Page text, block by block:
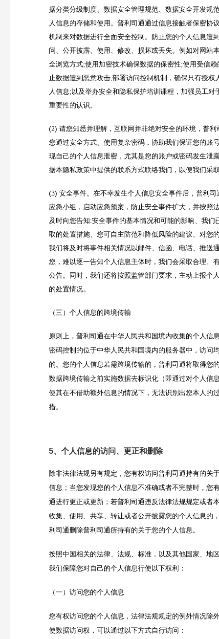
据分类分级制度、数据安全管理规范、数据安全开发规
人信息的存储和使用。普利司通通过信息接触者保密协
机制来对数据进行全面安全控制。防止您的个人信息遭
问、公开披露、使用、修改、损坏或丢失。例如对网站
全浏览方式;使用加密技术确保数据的保密性;使用受信
止数据遭到恶意攻击;部署访问控制机制，确保只有授权
人信息;以及举办安全和隐私保护培训课程，加强员工对
重要性的认识。
(2) 请您知悉并理解，互联网并非绝对安全的环境，普利
您通过安全方式、使用复杂密码，协助我们保证您的账
现自己的个人信息泄密，尤其是您的账户或密码发生泄
据本隐私政策中提供的联系方式联络我们，以便我们采
(3) 安全事件。在不幸发生个人信息安全事件后，普利司
应急小组，启动应急预案，防止安全事件扩大，并按照
及时向您告知:安全事件的基本情况和可能的影响、我们
取的处置措施、您可自主防范和降低风险的建议、对您
我们将及时将事件相关情况以邮件、信函、电话、推送
您，难以逐一告知个人信息主体时，我们会采取合理、
公告。同时，我们还将按照监管部门要求，主动上报个
的处置情况。
（三）个人信息的跨境传输
原则上，普利司通在中华人民共和国境内收集的个人信
密码控制的位于中华人民共和国境内的服务器中，访问
的。您的个人信息若需跨境传输的，普利司通将取得您
数据跨境传输之前实施数据去标识化（即通过对个人信
使其在不借助额外信息的情况下，无法识别出您本人的
措。
5、个人信息的访问、更正和删除
除非法律法规另有规定，您有权访问普利司通持有的关
信息；当您发现您的个人信息不准确或者不完整时，您
通进行更正或更新；若普利司通违反法律法规规定或者
收集、使用、共享、转让或者公开披露您的个人信息的
利司通删除普利司通所持有的关于您的个人信息。
按照中国相关的法律、法规、标准，以及其他国家、地
我们保障您对自己的个人信息行使以下权利：
（一）访问您的个人信息
您有权访问您的个人信息，法律法规规定的例外情况除
使数据访问权，可以通过以下方式自行访问：